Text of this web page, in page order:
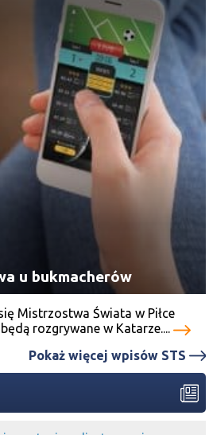
u bukmacherów
Mistrzostwa Świata w Piłce
rozgrywane w Katarze....
Pokaż więcej wpisów STS